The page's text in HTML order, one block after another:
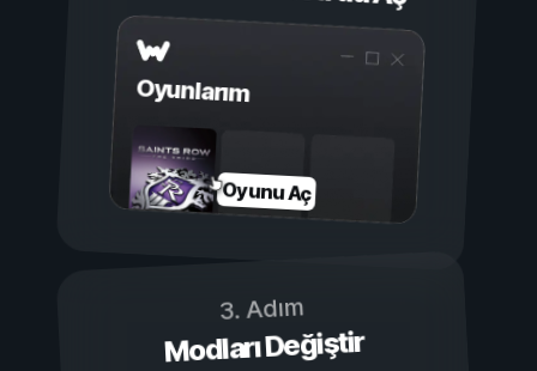
Oyunlarım
Oyunu Aç
3. Adım
Modları Değiştir